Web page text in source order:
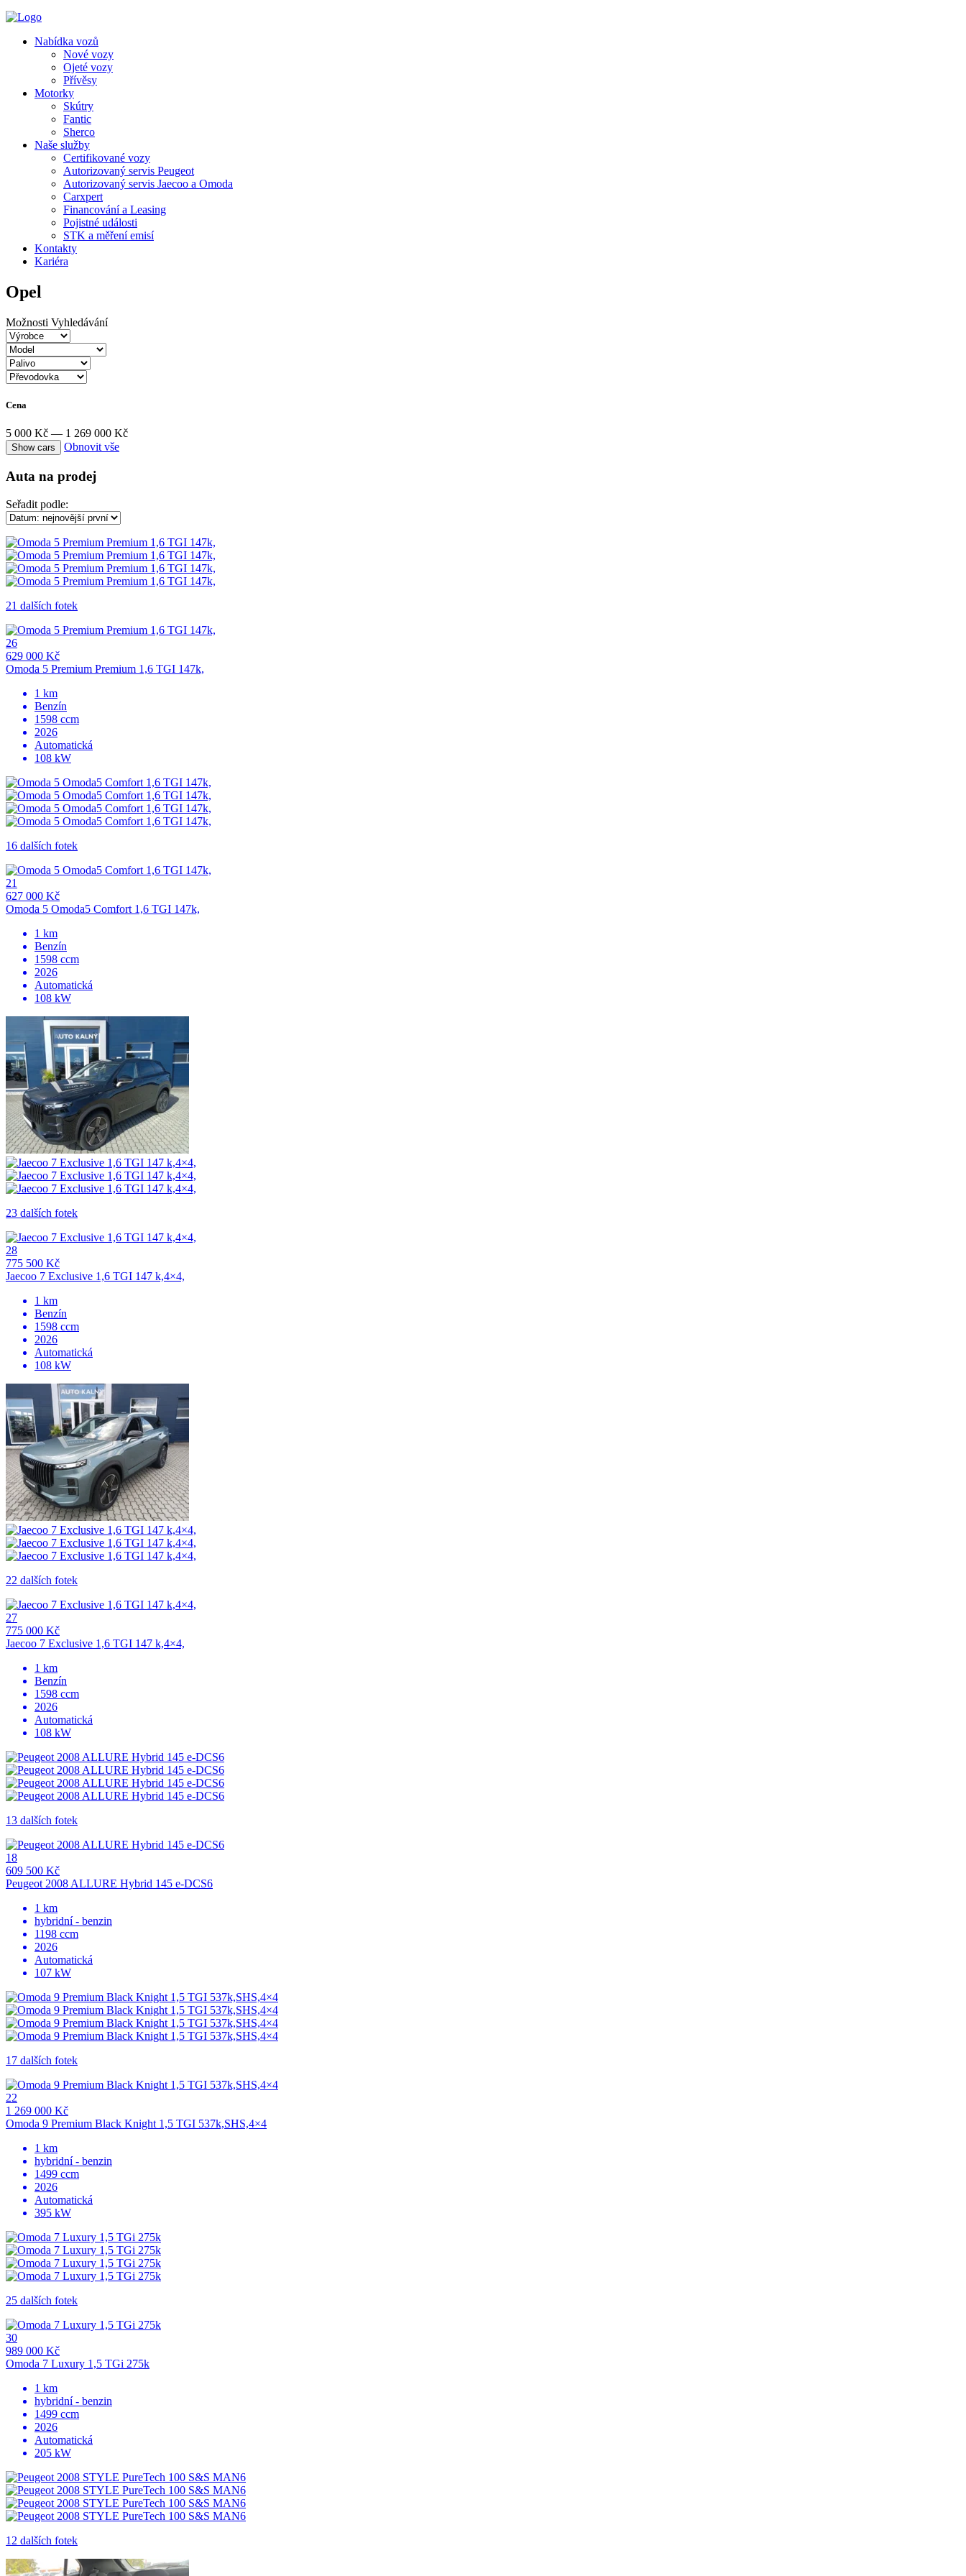
Nabídka vozů
Nové vozy
Ojeté vozy
Přívěsy
Motorky
Skútry
Fantic
Sherco
Naše služby
Certifikované vozy
Autorizovaný servis Peugeot
Autorizovaný servis Jaecoo a Omoda
Carxpert
Financování a Leasing
Pojistné události
STK a měření emisí
Kontakty
Kariéra
Opel
Možnosti Vyhledávání
Cena
5 000 Kč — 1 269 000 Kč
Obnovit vše
Auta na prodej
Seřadit podle:
21 dalších fotek
26
629 000 Kč
Omoda 5 Premium Premium 1,6 TGI 147k,
1 km
Benzín
1598 ccm
2026
Automatická
108 kW
16 dalších fotek
21
627 000 Kč
Omoda 5 Omoda5 Comfort 1,6 TGI 147k,
1 km
Benzín
1598 ccm
2026
Automatická
108 kW
23 dalších fotek
28
775 500 Kč
Jaecoo 7 Exclusive 1,6 TGI 147 k,4×4,
1 km
Benzín
1598 ccm
2026
Automatická
108 kW
22 dalších fotek
27
775 000 Kč
Jaecoo 7 Exclusive 1,6 TGI 147 k,4×4,
1 km
Benzín
1598 ccm
2026
Automatická
108 kW
13 dalších fotek
18
609 500 Kč
Peugeot 2008 ALLURE Hybrid 145 e-DCS6
1 km
hybridní - benzin
1198 ccm
2026
Automatická
107 kW
17 dalších fotek
22
1 269 000 Kč
Omoda 9 Premium Black Knight 1,5 TGI 537k,SHS,4×4
1 km
hybridní - benzin
1499 ccm
2026
Automatická
395 kW
25 dalších fotek
30
989 000 Kč
Omoda 7 Luxury 1,5 TGi 275k
1 km
hybridní - benzin
1499 ccm
2026
Automatická
205 kW
12 dalších fotek